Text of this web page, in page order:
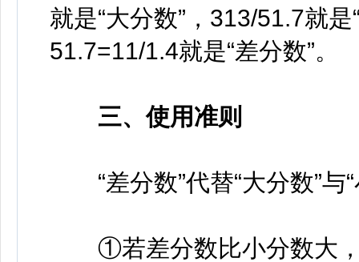
就是“大分数”，313/51.7就
51.7=11/1.4就是“差分数”。
三、使用准则
“差分数”代替“大分数”与“
①若差分数比小分数大